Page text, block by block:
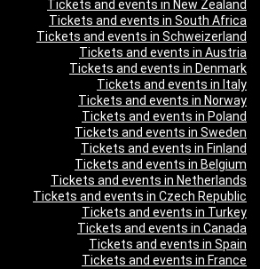
Tickets and events in New Zealand
Tickets and events in South Africa
Tickets and events in Schweizerland
Tickets and events in Austria
Tickets and events in Denmark
Tickets and events in Italy
Tickets and events in Norway
Tickets and events in Poland
Tickets and events in Sweden
Tickets and events in Finland
Tickets and events in Belgium
Tickets and events in Netherlands
Tickets and events in Czech Republic
Tickets and events in Turkey
Tickets and events in Canada
Tickets and events in Spain
Tickets and events in France